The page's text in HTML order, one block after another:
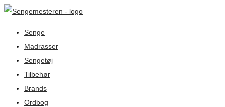
Senge
Madrasser
Sengetøj
Tilbehør
Brands
Ordbog